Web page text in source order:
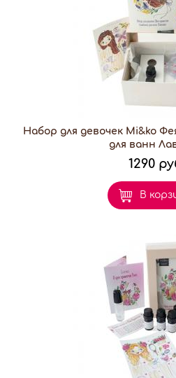
Набор для девочек Mi&ko
для ванн
1290
В